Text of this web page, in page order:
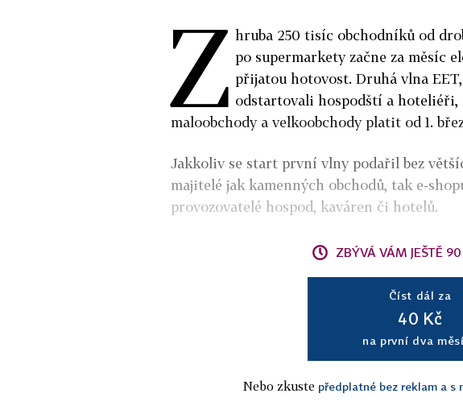
Z hruba 250 tisíc obchodníků od
po supermarkety začne za měsíc
přijatou hotovost. Druhá vlna
odstartovali hospodští a hoteliéři,
maloobchody a velkoobchody platit od 1.
Jakkoliv se start první vlny podařil bez
majitelé jak kamenných obchodů, tak e-
provozovatelé hospod, kaváren či hotelů.
ZBÝVÁ VÁM JEŠTĚ
Číst dál za
40 Kč
na první dva
Nebo zkuste předplatné bez reklam a s